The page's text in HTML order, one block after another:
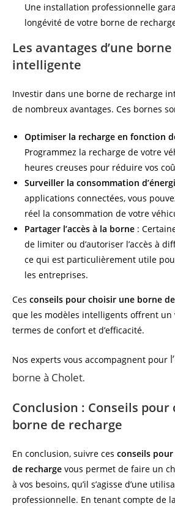
Une installation professionnelle
longévité de votre borne de
Les avantages d’une
intelligente
Investir dans une borne de recharge
de nombreux avantages. Ces bornes
Optimiser la recharge en fonction
Programmez la recharge de votre
heures creuses pour réduire vos
Surveiller la consommation
applications connectées, vous
réel la consommation de votre
Partager l’accès à la borne :
de limiter ou d’autoriser l’accès à
ce qui est particulièrement utile
les entreprises.
Ces conseils pour choisir une borne
que les modèles intelligents offrent un
termes de confort et d’efficacité.
Nos experts vous accompagnent pour
borne à Cholet.
Conclusion : Conseils
borne de recharge
En conclusion, suivre ces conseils
de recharge vous permet de faire un
à vos besoins, qu’il s’agisse d’une
professionnelle. En tenant compte de